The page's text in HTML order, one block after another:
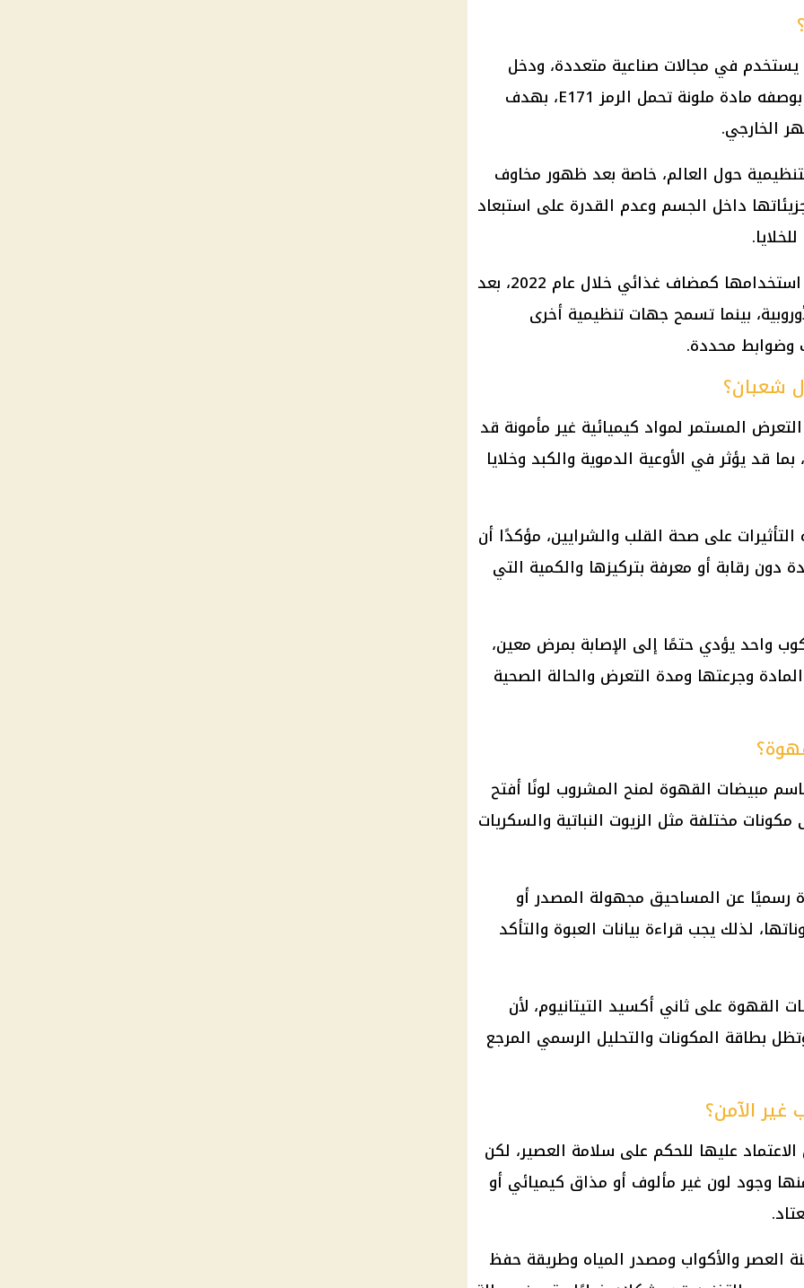
يستخدم في مجالات صناعية متعددة، ودخل
سابقًا في بعض المنتجات الغذائية بوصفه مادة ملونة تحمل الرمز E171، بهدف
الخارجي.
حول العالم، خاصة بعد ظهور مخاوف
داخل الجسم وعدم القدرة على استبعاد
وقرر الاتحاد الأوروبي سحب ترخيص استخدامها كمضاف غذائي خلال عام 2022، بعد
بينما تسمح جهات تنظيمية أخرى
وضوابط محددة.
شعبان؟
المستمر لمواد كيميائية غير مأمونة قد
قد يؤثر في الأوعية الدموية والكبد وخلايا
على صحة القلب والشرايين، مؤكدًا أن
دون رقابة أو معرفة بتركيزها والكمية التي
واحد يؤدي حتمًا إلى الإصابة بمرض معين،
وجرعتها ومدة التعرض والحالة الصحية
مبيضات القهوة لمنح المشروب لونًا أفتح
مختلفة مثل الزيوت النباتية والسكريات
رسميًا عن المساحيق مجهولة المصدر أو
لذلك يجب قراءة بيانات العبوة والتأكد
القهوة على ثاني أكسيد التيتانيوم، لأن
بطاقة المكونات والتحليل الرسمي المرجع
الآمن؟
عليها للحكم على سلامة العصير، لكن
وجود لون غير مألوف أو مذاق كيميائي أو
العصر والأكواب ومصدر المياه وطريقة حفظ